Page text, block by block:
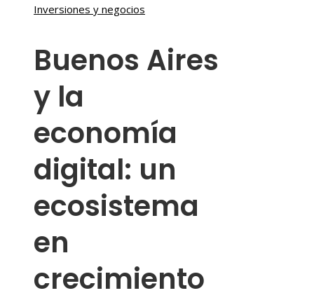
Inversiones y negocios
Buenos Aires
y la
economía
digital: un
ecosistema
en
crecimiento